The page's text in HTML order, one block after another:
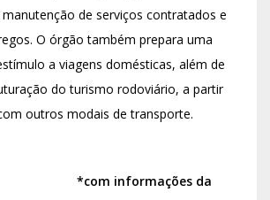
de serviços contratados e
O órgão também prepara uma
a viagens domésticas, além de
do turismo rodoviário, a partir
outros modais de transporte.
*com informações da